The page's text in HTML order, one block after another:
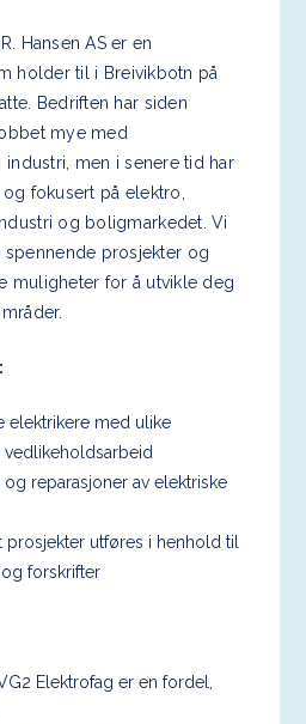
Hansen AS er en
holder til i Breivikbotn på
Bedriften har siden
mye med
men i senere tid har
fokusert på elektro,
og boligmarkedet. Vi
prosjekter og
muligheter for å utvikle deg
elektrikere med ulike
vedlikeholdsarbeid
reparasjoner av elektriske
prosjekter utføres i henhold til
forskrifter
Elektrofag er en fordel,